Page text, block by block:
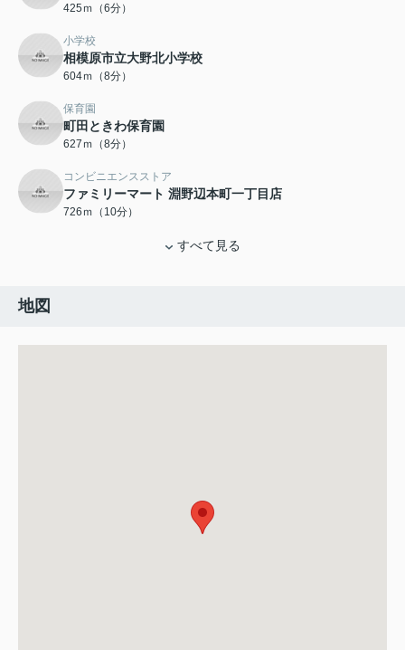
425ｍ（6分）
小学校
相模原市立大野北小学校
604ｍ（8分）
保育園
町田ときわ保育園
627ｍ（8分）
コンビニエンスストア
ファミリーマート 淵野辺本町一丁目店
726ｍ（10分）
すべて見る
地図